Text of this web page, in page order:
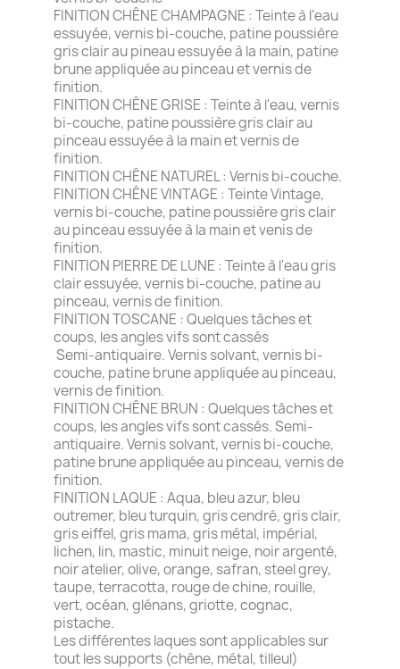
FINITION CHÊNE CHAMPAGNE : Teinte à l'eau
essuyée, vernis bi-couche, patine poussière
gris clair au pineau essuyée à la main, patine
brune appliquée au pinceau et vernis de
finition.
FINITION CHÊNE GRISE : Teinte à l'eau, vernis
bi-couche, patine poussière gris clair au
pinceau essuyée à la main et vernis de
finition.
FINITION CHÊNE NATUREL : Vernis bi-couche.
FINITION CHÊNE VINTAGE : Teinte Vintage,
vernis bi-couche, patine poussière gris clair
au pinceau essuyée à la main et venis de
finition.
FINITION PIERRE DE LUNE : Teinte à l'eau gris
clair essuyée, vernis bi-couche, patine au
pinceau, vernis de finition.
FINITION TOSCANE : Quelques tâches et
coups, les angles vifs sont cassés
Semi-antiquaire. Vernis solvant, vernis bi-
couche, patine brune appliquée au pinceau,
vernis de finition.
FINITION CHÊNE BRUN : Quelques tâches et
coups, les angles vifs sont cassés. Semi-
antiquaire. Vernis solvant, vernis bi-couche,
patine brune appliquée au pinceau, vernis de
finition.
FINITION LAQUE : Aqua, bleu azur, bleu
outremer, bleu turquin, gris cendré, gris clair,
gris eiffel, gris mama, gris métal, impérial,
lichen, lin, mastic, minuit neige, noir argenté,
noir atelier, olive, orange, safran, steel grey,
taupe, terracotta, rouge de chine, rouille,
vert, océan, glénans, griotte, cognac,
pistache.
Les différentes laques sont applicables sur
tout les supports (chêne, métal, tilleul)